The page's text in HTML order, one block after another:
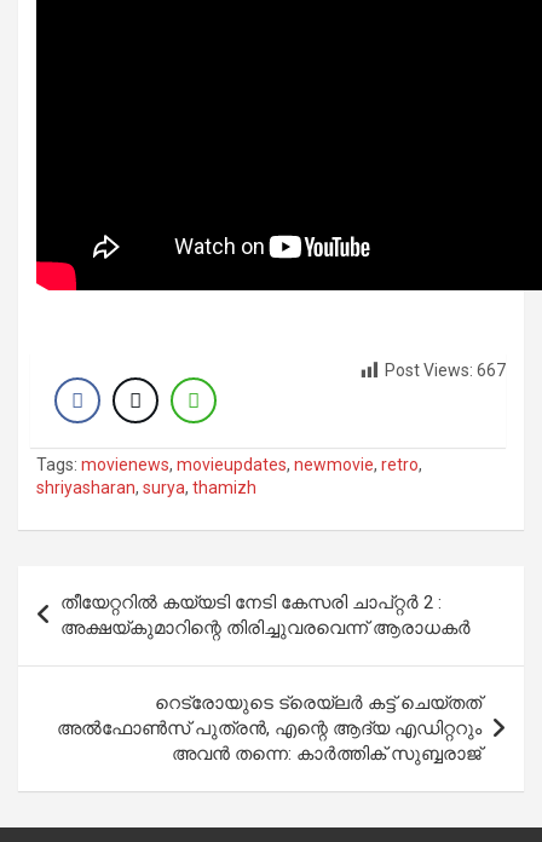
Post Views: 667
Tags: movienews, movieupdates, newmovie, retro,
shriyasharan, surya, thamizh
Post
navigation
തീയേറ്ററിൽ കയ്യടി നേടി കേസരി ചാപ്റ്റർ 2 :
അക്ഷയ്കുമാറിന്റെ തിരിച്ചുവരവെന്ന് ആരാധകർ
റെട്രോയുടെ ട്രെയ്‌ലർ കട്ട് ചെയ്തത്
അൽഫോൺസ് പുത്രൻ, എന്റെ ആദ്യ എഡിറ്ററും
അവൻ തന്നെ: കാർത്തിക് സുബ്ബരാജ്